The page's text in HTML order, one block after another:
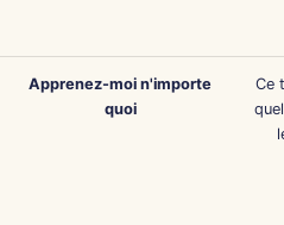
Apprenez-moi n'importe
quoi
Ce